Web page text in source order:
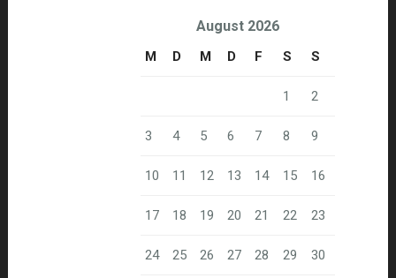
August 2026
M D M D F S S
1 2
3 4 5 6 7 8 9
10 11 12 13 14 15 16
17 18 19 20 21 22 23
24 25 26 27 28 29 30